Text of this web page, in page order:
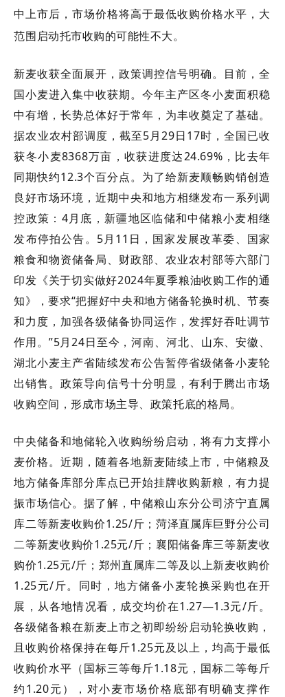
中上市后，市场价格将高于最低收购价格水平，大
范围启动托市收购的可能性不大。
新麦收获全面展开，政策调控信号明确。目前，全
国小麦进入集中收获期。今年主产区冬小麦面积稳
中有增，长势总体好于常年，为丰收奠定了基础。
据农业农村部调度，截至5月29日17时，全国已收
获冬小麦8368万亩，收获进度达24.69%，比去年
同期快约12.3个百分点。为了给新麦顺畅购销创造
良好市场环境，近期中央和地方相继发布一系列调
控政策：4月底，新疆地区临储和中储粮小麦相继
发布停拍公告。5月11日，国家发展改革委、国家
粮食和物资储备局、财政部、农业农村部等六部门
印发《关于切实做好2024年夏季粮油收购工作的通
知》，要求“把握好中央和地方储备轮换时机、节奏
和力度，加强各级储备协同运作，发挥好吞吐调节
作用。”5月24日至今，河南、河北、山东、安徽、
湖北小麦主产省陆续发布公告暂停省级储备小麦轮
出销售。政策导向信号十分明显，有利于腾出市场
收购空间，形成市场主导、政策托底的格局。
中央储备和地储轮入收购纷纷启动，将有力支撑小
麦价格。近期，随着各地新麦陆续上市，中储粮及
地方储备库部分库点已开始挂牌收购新粮，有力提
振市场信心。据了解，中储粮山东分公司济宁直属
库二等新麦收购价1.25/斤；菏泽直属库巨野分公司
二等新麦收购价1.25元/斤；襄阳储备库三等新麦收
购价1.25元/斤；郑州直属库二等及以上新麦收购价
1.25元/斤。同时，地方储备小麦轮换采购也在开
展，从各地情况看，成交均价在1.27—1.3元/斤。
各级储备粮在新麦上市之初即纷纷启动轮换收购，
且收购价格保持在每斤1.25元及以上，均高于最低
收购价水平（国标三等每斤1.18元，国标二等每斤
约1.20元），对小麦市场价格底部有明确支撑作